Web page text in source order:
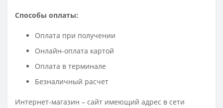
Способы оплаты:
Оплата при получении
Онлайн-оплата картой
Оплата в терминале
Безналичный расчет
Интернет-магазин – сайт имеющий адрес в сети